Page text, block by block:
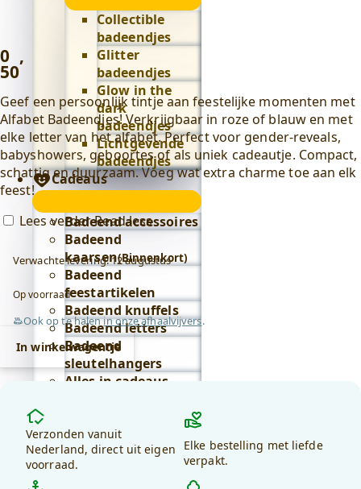
Speciale
eendjes
submenu
Collectible
badeendjes
Glitter
badeendjes
Glow in the
dark
badeendjes
Lichtgevende
badeendjes
Cadeaus
submenu
Badeend accessoires
Badeend
kaarsen(Binnenkort)
Badeend
feestartikelen
Badeend knuffels
Badeend letters
Badeend
sleutelhangers
Alles in cadeaus
Lifestyle
submenu
Badeend badtextiel
submenu
0 ,
50
Geef een persoonlijk tintje aan feestelijke momenten met
Alfabet Badeendjes! Verkrijgbaar in roze of blauw en met
elke letter van het alfabet. Perfect voor gender-reveals,
babyshowers, geboortes of als uniek cadeautje. Compact,
schattig en duurzaam. Voeg wat extra charme toe aan elk
feest!
Lees verderRead less
Verwachte levering: 12 augustus
Op voorraad
Ook op te halenin onze afhaalvijvers.
In winkelwagentje
Waarom
kiezen
voor
debadeend.nl?
Verzonden vanuit
Nederland, direct uit eigen
voorraad.
Elke bestelling met liefde
verpakt.